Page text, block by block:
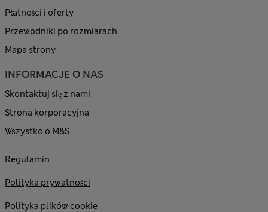
Płatności i oferty
Przewodniki po rozmiarach
Mapa strony
INFORMACJE O NAS
Skontaktuj się z nami
Strona korporacyjna
Wszystko o M&S
Regulamin
Polityka prywatności
Polityka plików cookie